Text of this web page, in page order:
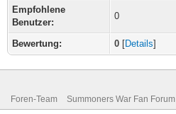
Empfohlene
Benutzer:
0
Bewertung: 0 [Details]
Foren-Team Summoners War Fan Forum